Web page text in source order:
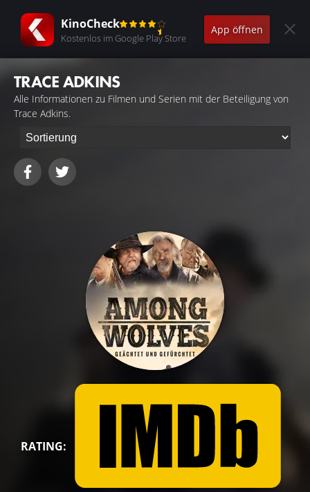
KinoCheck
Kostenlos im Google Play Store
App öffnen
TRACE ADKINS
Alle Informationen zu Filmen und Serien mit der Beteiligung von
Trace Adkins.
RATING: